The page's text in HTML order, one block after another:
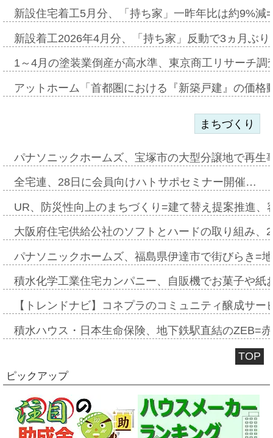
新設住宅着工5月分、「持ち家」一昨年比は約9%
新設着工2026年4月分、「持ち家」反動で3ヵ月ぶ
1～4月の塗装業倒産が高水準、東京商工リサーチ
アットホーム「首都圏における『新築戸建』の価
まちづくり
パナソニックホームズ、宝塚市の大型分譲地で再
全宅連、28日に会員向けハトサポセミナー開催…
UR、防災性向上のまちづくり=建て替え提案推進
大阪府住宅供給公社のソフトとハードの取り組み
パナソニックホームズ、福島県伊達市で街びらき=
積水化学工業住宅カンパニー、自販機でお菓子や
【トレンドナビ】コネプラのコミュニティ醸成サ
積水ハウス・日本生命保険、地下鉄駅直結のZEB=
TOP
ピックアップ